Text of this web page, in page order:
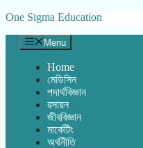
Skip
content
One Sigma Education
Menu
Home
মেডিসিন
পদার্থবিজ্ঞান
রসায়ন
জীববিজ্ঞান
মার্কেটিং
অর্থনীতি